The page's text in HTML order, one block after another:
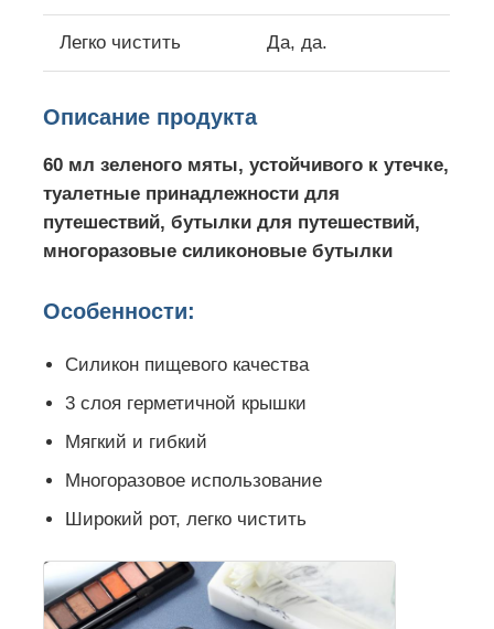
Легко чистить Да, да.
Описание продукта
60 мл зеленого мяты, устойчивого к утечке,
туалетные принадлежности для
путешествий, бутылки для путешествий,
многоразовые силиконовые бутылки
Особенности:
Силикон пищевого качества
3 слоя герметичной крышки
Мягкий и гибкий
Многоразовое использование
Широкий рот, легко чистить